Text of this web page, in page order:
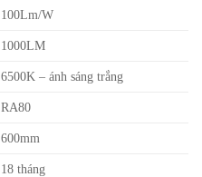
100Lm/W
1000LM
6500K – ánh sáng trắng
RA80
600mm
18 tháng